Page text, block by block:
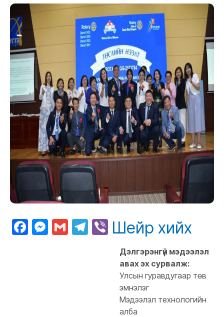
Facebook
Messenger
GmailTelegram
Viber
Шейр хийх
Дэлгэрэнгүй мэдээлэл
авах эх сурвалж:
Улсын гуравдугаар төв
эмнэлэг
Мэдээлэл технологийн
алба